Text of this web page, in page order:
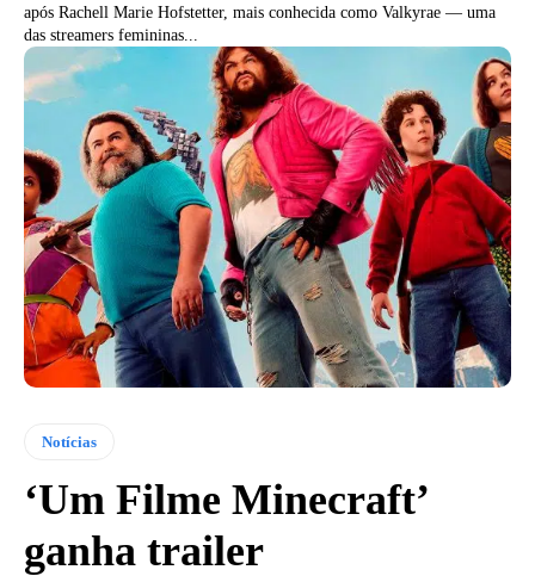
após Rachell Marie Hofstetter, mais conhecida como Valkyrae — uma
das streamers femininas...
Notícias
‘Um Filme Minecraft’
ganha trailer